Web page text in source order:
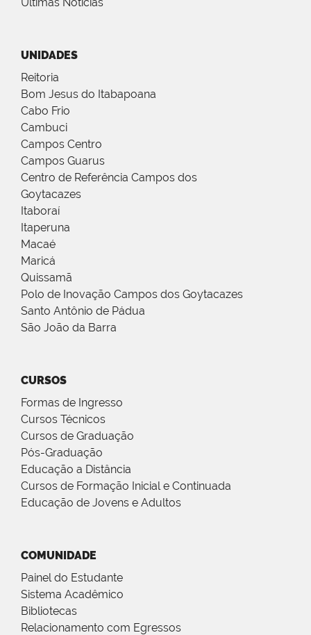
UNIDADES
Reitoria
Bom Jesus do Itabapoana
Cabo Frio
Cambuci
Campos Centro
Campos Guarus
Centro de Referência Campos dos
Goytacazes
Itaboraí
Itaperuna
Macaé
Maricá
Quissamã
Polo de Inovação Campos dos Goytacazes
Santo Antônio de Pádua
São João da Barra
CURSOS
Formas de Ingresso
Cursos Técnicos
Cursos de Graduação
Pós-Graduação
Educação a Distância
Cursos de Formação Inicial e Continuada
Educação de Jovens e Adultos
COMUNIDADE
Painel do Estudante
Sistema Acadêmico
Bibliotecas
Relacionamento com Egressos